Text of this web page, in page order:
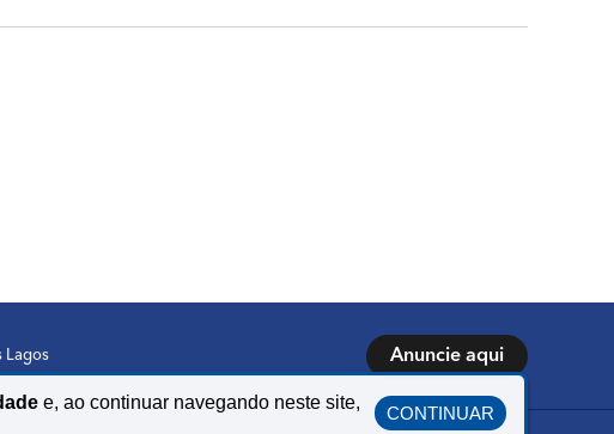
e, ao continuar navegando neste site,
CONTINUAR
Lagos Anuncie aqui